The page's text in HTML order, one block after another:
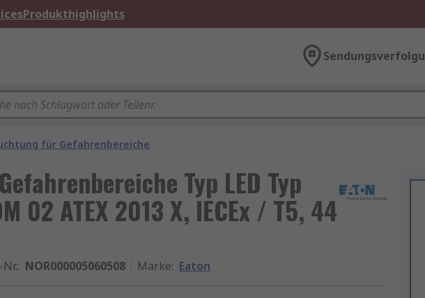
Produkthighlights
für Gefahrenbereiche
Typ LED Typ
02 ATEX 2013 X, IECEx / T5, 44
: NOR000005060508 Marke: Eaton